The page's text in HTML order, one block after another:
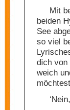
Mit
beiden
See
so viel
dich von
weich